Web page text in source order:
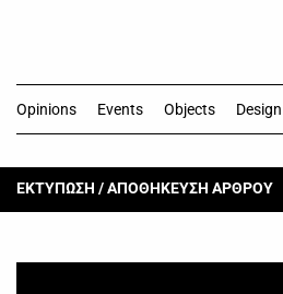
Opinions Events Objects
ΕΚΤΥΠΩΣΗ / ΑΠΟΘΗΚΕΥΣΗ ΑΡΘΡΟΥ